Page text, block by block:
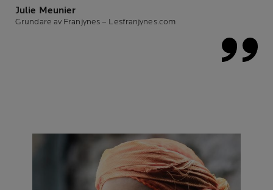
Julie Meunier
Grundare av Franjynes – Lesfranjynes.com